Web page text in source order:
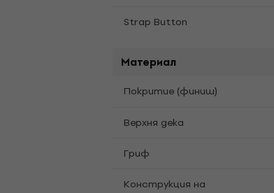
Strap Button
Материал
Покритие (финиш)
Верхня дека
Гриф
Конструкция на